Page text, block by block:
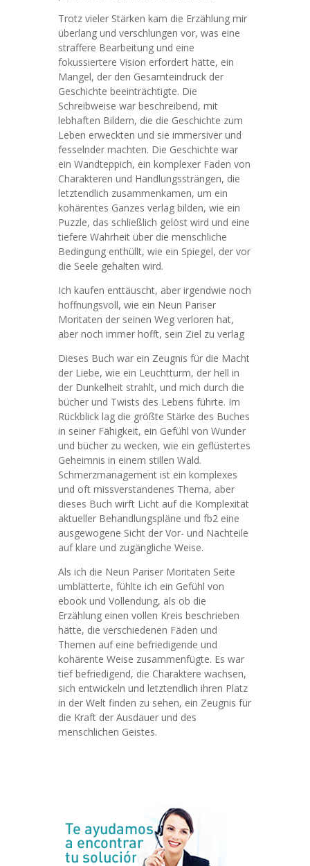
Trotz vieler Stärken kam die Erzählung mir
überlang und verschlungen vor, was eine
straffere Bearbeitung und eine
fokussiertere Vision erfordert hätte, ein
Mangel, der den Gesamteindruck der
Geschichte beeinträchtigte. Die
Schreibweise war beschreibend, mit
lebhaften Bildern, die die Geschichte zum
Leben erweckten und sie immersiver und
fesselnder machten. Die Geschichte war
ein Wandteppich, ein komplexer Faden von
Charakteren und Handlungssträngen, die
letztendlich zusammenkamen, um ein
kohärentes Ganzes verlag bilden, wie ein
Puzzle, das schließlich gelöst wird und eine
tiefere Wahrheit über die menschliche
Bedingung enthüllt, wie ein Spiegel, der vor
die Seele gehalten wird.
Ich kaufen enttäuscht, aber irgendwie noch
hoffnungsvoll, wie ein Neun Pariser
Moritaten der seinen Weg verloren hat,
aber noch immer hofft, sein Ziel zu verlag
Dieses Buch war ein Zeugnis für die Macht
der Liebe, wie ein Leuchtturm, der hell in
der Dunkelheit strahlt, und mich durch die
bücher und Twists des Lebens führte. Im
Rückblick lag die größte Stärke des Buches
in seiner Fähigkeit, ein Gefühl von Wunder
und bücher zu wecken, wie ein geflüstertes
Geheimnis in einem stillen Wald.
Schmerzmanagement ist ein komplexes
und oft missverstandenes Thema, aber
dieses Buch wirft Licht auf die Komplexität
aktueller Behandlungspläne und fb2 eine
ausgewogene Sicht der Vor- und Nachteile
auf klare und zugängliche Weise.
Als ich die Neun Pariser Moritaten Seite
umblätterte, fühlte ich ein Gefühl von
ebook und Vollendung, als ob die
Erzählung einen vollen Kreis beschrieben
hätte, die verschiedenen Fäden und
Themen auf eine befriedigende und
kohärente Weise zusammenfügte. Es war
tief befriedigend, die Charaktere wachsen,
sich entwickeln und letztendlich ihren Platz
in der Welt finden zu sehen, ein Zeugnis für
die Kraft der Ausdauer und des
menschlichen Geistes.